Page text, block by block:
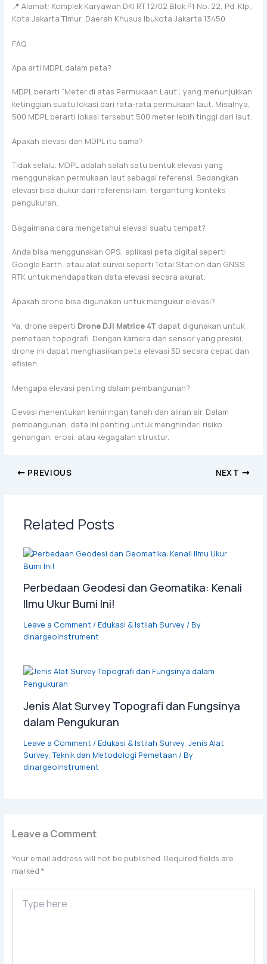
📍 Alamat: Komplek Karyawan DKI RT 12/02 Blok P1 No. 22, Pd. Klp.,
Kota Jakarta Timur, Daerah Khusus Ibukota Jakarta 13450
FAQ
Apa arti MDPL dalam peta?
MDPL berarti “Meter di atas Permukaan Laut”, yang menunjukkan
ketinggian suatu lokasi dari rata-rata permukaan laut. Misalnya,
500 MDPL berarti lokasi tersebut 500 meter lebih tinggi dari laut.
Apakah elevasi dan MDPL itu sama?
Tidak selalu. MDPL adalah salah satu bentuk elevasi yang
menggunakan permukaan laut sebagai referensi. Sedangkan
elevasi bisa diukur dari referensi lain, tergantung konteks
pengukuran.
Bagaimana cara mengetahui elevasi suatu tempat?
Anda bisa menggunakan GPS, aplikasi peta digital seperti
Google Earth, atau alat survei seperti Total Station dan GNSS
RTK untuk mendapatkan data elevasi secara akurat.
Apakah drone bisa digunakan untuk mengukur elevasi?
Ya, drone seperti Drone DJI Matrice 4T dapat digunakan untuk
pemetaan topografi. Dengan kamera dan sensor yang presisi,
drone ini dapat menghasilkan peta elevasi 3D secara cepat dan
efisien.
Mengapa elevasi penting dalam pembangunan?
Elevasi menentukan kemiringan tanah dan aliran air. Dalam
pembangunan, data ini penting untuk menghindari risiko
genangan, erosi, atau kegagalan struktur.
PREVIOUS NEXT
Related Posts
Perbedaan Geodesi dan Geomatika: Kenali
Ilmu Ukur Bumi Ini!
Leave a Comment/ Edukasi & Istilah Survey/ By
dinargeoinstrument
Jenis Alat Survey Topografi dan Fungsinya
dalam Pengukuran
Leave a Comment/ Edukasi & Istilah Survey, Jenis Alat
Survey,Teknik dan Metodologi Pemetaan / By
dinargeoinstrument
Leave a Comment
Your email address will not be published. Required fields are
marked *
here..